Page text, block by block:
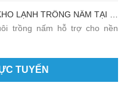
trồng nấm hỗ trợ cho nền
TUYẾN